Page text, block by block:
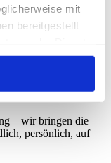
mit
bereitgestellt
∞raum.
– wir bringen die
persönlich, auf